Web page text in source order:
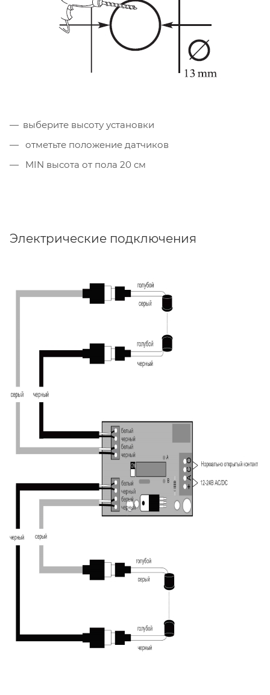
выберите высоту установки
отметьте положение датчиков
MIN высота от пола 20 см
Электрические подключения